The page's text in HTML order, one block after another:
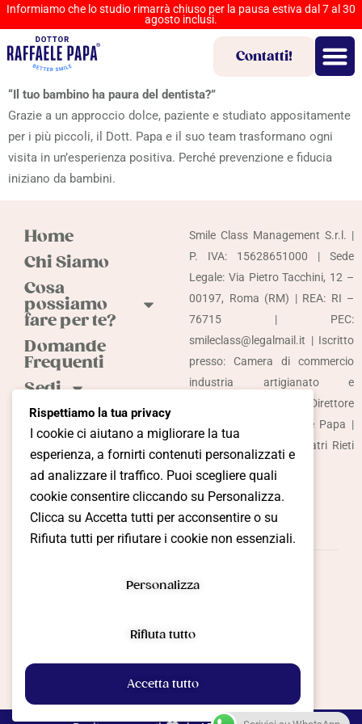
Informiamo che lo studio rimarrà chiuso per la pausa estiva dal 7 al 30
agosto inclusi.
Contatti!
“Il tuo bambino ha paura del dentista?”
Grazie a un approccio dolce, paziente e studiato appositamente
per i più piccoli, il Dott. Papa e il suo team trasformano ogni
visita in un’esperienza positiva. Perché prevenzione e fiducia
iniziano da bambini.
Home
Chi Siamo
Cosa
possiamo
fare per te?
Domande
Frequenti
Sedi
Odontoiatria
Accessibile
Più
informazioni?
Smile Class Management S.r.l. |
P. IVA: 15628651000 | Sede
Legale: Via Pietro Tacchini, 12 –
00197, Roma (RM) | REA: RI –
76715 | PEC:
smileclass@legalmail.it | Iscritto
presso: Camera di commercio
industria artigianato e
agricoltura di Rieti | Direttore
sanitario: Dott. Raffaele Papa |
Iscrizione Albo Odontoiatri Rieti
Contatti!
Privacy Policy
Rispettiamo la tua privacy
I cookie ci aiutano a migliorare la tua
esperienza, a fornirti contenuti personalizzati e
ad analizzare il traffico. Puoi scegliere quali
cookie consentire cliccando su Personalizza.
Clicca su Accetta tutti per acconsentire o su
Rifiuta tutti per rifiutare i cookie non essenziali.
Personalizza
Rifiuta tutto
Accetta tutto